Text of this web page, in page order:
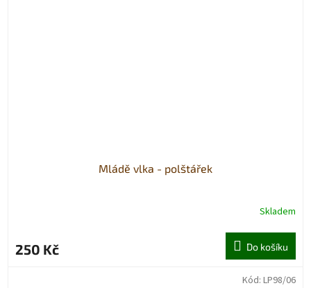
Mládě vlka - polštářek
Skladem
250 Kč Do košíku
Kód: LP98/06